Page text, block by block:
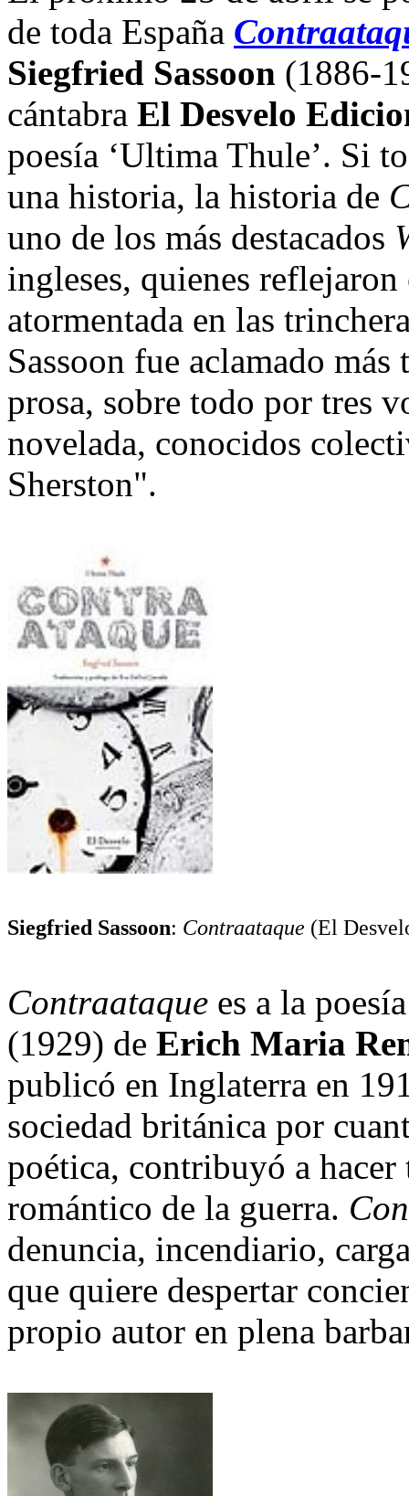
de toda España
Siegfried Sassoon (1886-
cántabra El Desvelo
poesía ‘Ultima Thule’. Si
una historia, la historia de
uno de los más destacados
ingleses, quienes
atormentada en las
Sassoon fue aclamado
prosa, sobre todo por tres
novelada, conocidos
Sherston".
Siegfried Sassoon: Contraataque (El
Contraataque es a la
(1929) de Erich Maria
publicó en Inglaterra en
sociedad británica por
poética, contribuyó a
romántico de la guerra.
denuncia, incendiario,
que quiere despertar
propio autor en plena